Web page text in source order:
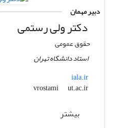
دبیر مهمان
دکتر ولی رستمی
حقوق عمومی
استاد دانشگاه تهران
iala.ir
vrostami
ut.ac.ir
بیشتر